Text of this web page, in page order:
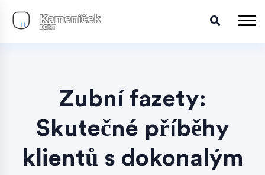
Zubní fazety:
Skutečné příběhy
klientů s dokonalým